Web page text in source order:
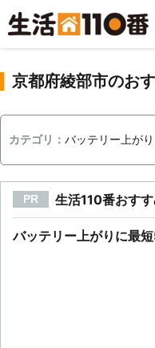
京都府綾部市のお
カテゴリ： バッテリー上がり
PR 生活110番おす
バッテリー上がりに最